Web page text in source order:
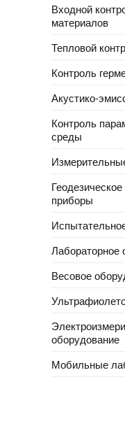
Входной
материалов
Тепловой
Контроль
Акустико-
Контроль
среды
приборы
Лабораторное
Весовое
оборудование
Мобильные